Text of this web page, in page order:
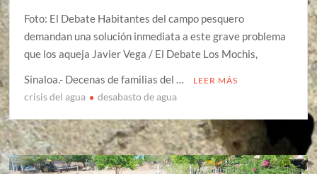
Foto: El Debate Habitantes del campo pesquero
demandan una solución inmediata a este grave problema
que los aqueja Javier Vega / El Debate Los Mochis,
Sinaloa.- Decenas de familias del …
LEER MÁS
crisis del agua desabasto de agua